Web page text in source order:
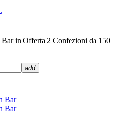
in Offerta 2 Confezioni da 150
add